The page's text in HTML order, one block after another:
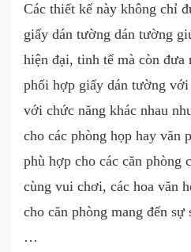
Các thiết kế này không chỉ
giấy dán tường dán tường
hiện đại, tinh tế mà còn đưa
phối hợp giấy dán tường
với chức năng khác nhau
cho các phòng họp hay văn
phù hợp cho các căn phòng
cùng vui chơi, các hoa văn
cho căn phòng mang đến
…